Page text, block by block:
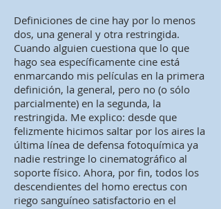
Definiciones de cine hay por lo menos
dos, una general y otra restringida.
Cuando alguien cuestiona que lo que
hago sea específicamente cine está
enmarcando mis películas en la primera
definición, la general, pero no (o sólo
parcialmente) en la segunda, la
restringida. Me explico: desde que
felizmente hicimos saltar por los aires la
última línea de defensa fotoquímica ya
nadie restringe lo cinematográfico al
soporte físico. Ahora, por fin, todos los
descendientes del homo erectus con
riego sanguíneo satisfactorio en el